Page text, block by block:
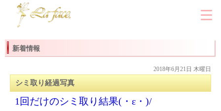
新着情報
2018年6月21日 木曜日
シミ取り経過写真
1回だけのシミ取り結果(・ε・)/